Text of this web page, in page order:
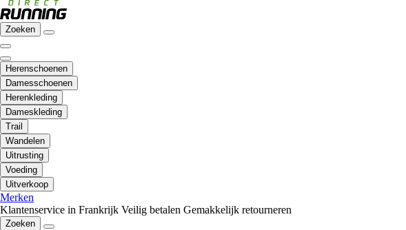
Zoeken
Herenschoenen
Damesschoenen
Herenkleding
Dameskleding
Trail
Wandelen
Uitrusting
Voeding
Uitverkoop
Merken
Klantenservice in Frankrijk Veilig betalen Gemakkelijk retourneren
Zoeken